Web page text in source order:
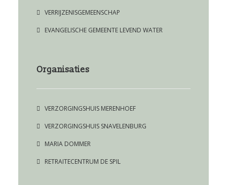
VERRIJZENISGEMEENSCHAP
EVANGELISCHE GEMEENTE LEVEND WATER
Organisaties
VERZORGINGSHUIS MERENHOEF
VERZORGINGSHUIS SNAVELENBURG
MARIA DOMMER
RETRAITECENTRUM DE SPIL